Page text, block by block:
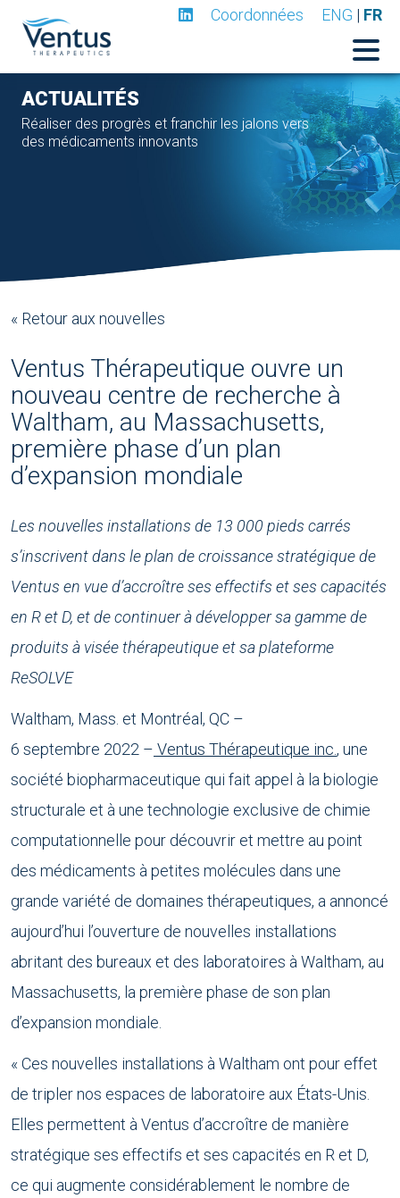
Coordonnées ENG | FR
ACTUALITÉS
Réaliser des progrès et franchir les jalons vers
des médicaments innovants
« Retour aux nouvelles
Ventus Thérapeutique ouvre un
nouveau centre de recherche à
Waltham, au Massachusetts,
première phase d’un plan
d’expansion mondiale
Les nouvelles installations de 13 000 pieds carrés
s’inscrivent dans le plan de croissance stratégique de
Ventus en vue d’accroître ses effectifs et ses capacités
en R et D, et de continuer à développer sa gamme de
produits à visée thérapeutique et sa plateforme
ReSOLVE
Waltham, Mass. et Montréal, QC –
6 septembre 2022 – Ventus Thérapeutique inc., une
société biopharmaceutique qui fait appel à la biologie
structurale et à une technologie exclusive de chimie
computationnelle pour découvrir et mettre au point
des médicaments à petites molécules dans une
grande variété de domaines thérapeutiques, a annoncé
aujourd’hui l’ouverture de nouvelles installations
abritant des bureaux et des laboratoires à Waltham, au
Massachusetts, la première phase de son plan
d’expansion mondiale.
« Ces nouvelles installations à Waltham ont pour effet
de tripler nos espaces de laboratoire aux États-Unis.
Elles permettent à Ventus d’accroître de manière
stratégique ses effectifs et ses capacités en R et D,
ce qui augmente considérablement le nombre de